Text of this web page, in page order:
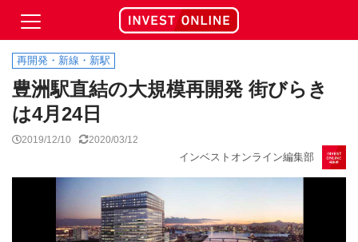
再開発・新線・新駅
豊洲駅直結の大規模再開発 街びらき
は4月24日
2019/12/10 2020/03/12
インベストオンライン編集部